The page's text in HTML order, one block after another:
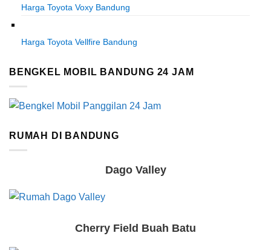
Harga Toyota Voxy Bandung
Harga Toyota Vellfire Bandung
BENGKEL MOBIL BANDUNG 24 JAM
RUMAH DI BANDUNG
Dago Valley
Cherry Field Buah Batu